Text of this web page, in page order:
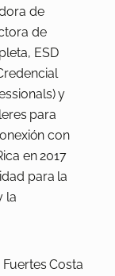
de
de
ESD
y
para
con
en 2017
para la
la
Costa